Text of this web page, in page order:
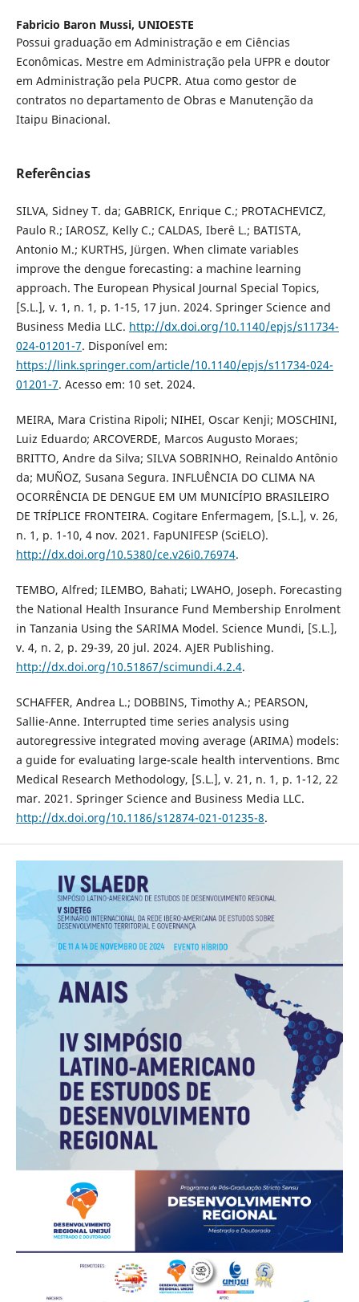
Fabricio Baron Mussi, UNIOESTE
Possui graduação em Administração e em Ciências
Econômicas. Mestre em Administração pela UFPR e doutor
em Administração pela PUCPR. Atua como gestor de
contratos no departamento de Obras e Manutenção da
Itaipu Binacional.
Referências
SILVA, Sidney T. da; GABRICK, Enrique C.; PROTACHEVICZ,
Paulo R.; IAROSZ, Kelly C.; CALDAS, Iberê L.; BATISTA,
Antonio M.; KURTHS, Jürgen. When climate variables
improve the dengue forecasting: a machine learning
approach. The European Physical Journal Special Topics,
[S.L.], v. 1, n. 1, p. 1-15, 17 jun. 2024. Springer Science and
Business Media LLC. http://dx.doi.org/10.1140/epjs/s11734-
024-01201-7. Disponível em:
https://link.springer.com/article/10.1140/epjs/s11734-024-
01201-7. Acesso em: 10 set. 2024.
MEIRA, Mara Cristina Ripoli; NIHEI, Oscar Kenji; MOSCHINI,
Luiz Eduardo; ARCOVERDE, Marcos Augusto Moraes;
BRITTO, Andre da Silva; SILVA SOBRINHO, Reinaldo Antônio
da; MUÑOZ, Susana Segura. INFLUÊNCIA DO CLIMA NA
OCORRÊNCIA DE DENGUE EM UM MUNICÍPIO BRASILEIRO
DE TRÍPLICE FRONTEIRA. Cogitare Enfermagem, [S.L.], v. 26,
n. 1, p. 1-10, 4 nov. 2021. FapUNIFESP (SciELO).
http://dx.doi.org/10.5380/ce.v26i0.76974.
TEMBO, Alfred; ILEMBO, Bahati; LWAHO, Joseph. Forecasting
the National Health Insurance Fund Membership Enrolment
in Tanzania Using the SARIMA Model. Science Mundi, [S.L.],
v. 4, n. 2, p. 29-39, 20 jul. 2024. AJER Publishing.
http://dx.doi.org/10.51867/scimundi.4.2.4.
SCHAFFER, Andrea L.; DOBBINS, Timothy A.; PEARSON,
Sallie-Anne. Interrupted time series analysis using
autoregressive integrated moving average (ARIMA) models:
a guide for evaluating large-scale health interventions. Bmc
Medical Research Methodology, [S.L.], v. 21, n. 1, p. 1-12, 22
mar. 2021. Springer Science and Business Media LLC.
http://dx.doi.org/10.1186/s12874-021-01235-8.